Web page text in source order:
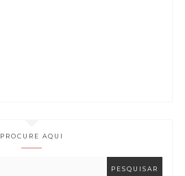
PROCURE AQUI